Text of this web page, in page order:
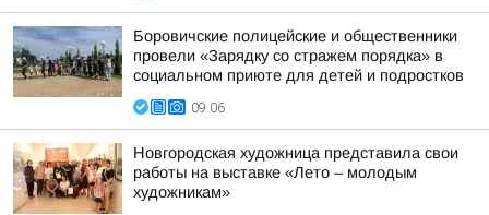
Боровичские полицейские и общественники
провели «Зарядку со стражем порядка» в
социальном приюте для детей и подростков
09:06
Новгородская художница представила свои
работы на выставке «Лето – молодым
художникам»